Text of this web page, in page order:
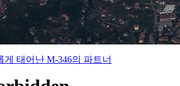
게 태어난 M-346의 파트너